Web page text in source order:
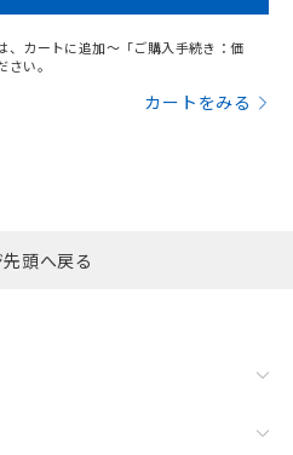
、カートに追加～「ご購入手続き：価
い。
カートをみる
頭へ戻る